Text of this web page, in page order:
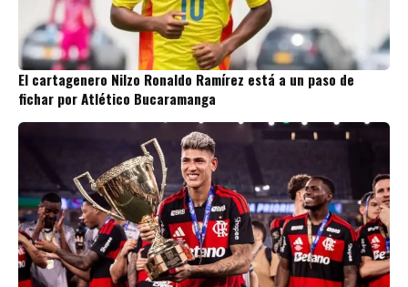
El cartagenero Nilzo Ronaldo Ramírez está a un paso de
fichar por Atlético Bucaramanga